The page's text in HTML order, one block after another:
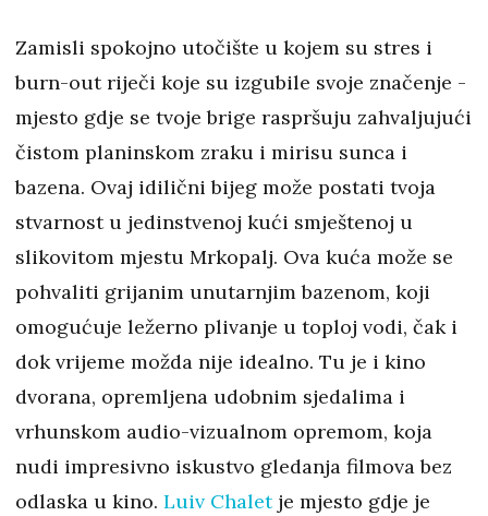
Zamisli spokojno utočište u kojem su stres i
burn-out riječi koje su izgubile svoje značenje -
mjesto gdje se tvoje brige raspršuju zahvaljujući
čistom planinskom zraku i mirisu sunca i
bazena. Ovaj idilični bijeg može postati tvoja
stvarnost u jedinstvenoj kući smještenoj u
slikovitom mjestu Mrkopalj. Ova kuća može se
pohvaliti grijanim unutarnjim bazenom, koji
omogućuje ležerno plivanje u toploj vodi, čak i
dok vrijeme možda nije idealno. Tu je i kino
dvorana, opremljena udobnim sjedalima i
vrhunskom audio-vizualnom opremom, koja
nudi impresivno iskustvo gledanja filmova bez
odlaska u kino. Luiv Chaletje mjesto gdje je